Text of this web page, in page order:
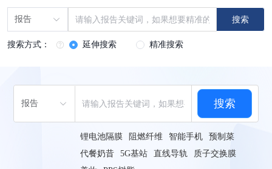
报告 搜索
搜索方式： 延伸搜索 精准搜索
报告 搜索
锂电池隔膜 阻燃纤维 智能手机
预制菜
代餐奶昔
5G基站 直线导轨
质子交换膜